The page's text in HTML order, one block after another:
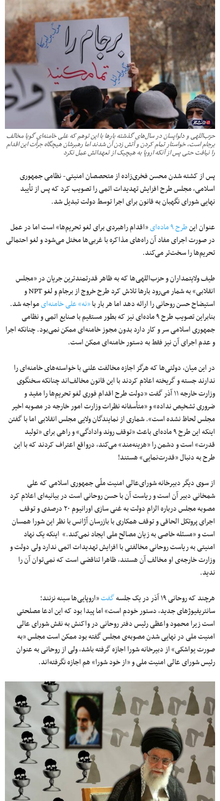
حزب‌اللهی و دلواپسان در سال‌های گذشته بارها با این توهم که علی خامنه‌ای گویا مخالف
برجام است، خواستار تمام کردن و آتش زدن آن شدند اما رهبرشان هیچگاه جرأت این اقدام
را نیافت حتی پس از آنکه اروپا به هیچیک از تعهداتش عمل نکرد
پس از کشته شدن محسن فخری‌زاده از متحصصان امنیتی- نظامی جمهوری
اسلامی، مجلس طرح افزایش تهدیدات اتمی را تصویب کرد که پس از تأیید
نهایی شورای نگهبان به قانون برای اجرا توسط دولت تبدیل شد.
عنوان اینطرح ۹ ماده‌ای
«اقدام راهبردی برای لغو تحریم‌ها» است اما در عمل
در صورت اجرای مفاد آن راه‌های مذاکره با غربی‌ها مختل می‌شود و لغو احتمالی
تحریم‌ها را سخت‌تر می‌کند.
طیف ولایتمداران و حزب‌اللهی‌ها که به ظاهر قدرتمندترین جریان در «مجلس
انقلابی» به شمار می‌رود بارها تلاش کرد طرح خروج از برجام و لغو NPT و
استیضاح حسن روحانی را ارائه دهد اما هر بار با«نه» علی خامنه‌ایمواجه شد.
بنابراین تصویب طرح ۹ ماده‌ای نیز که بطور مستقیم با صنایع اتمی و نظامی
جمهوری اسلامی سر و کار دارد بدون مجوز خامنه‌ای ممکن نمی‌بود. چنانکه اجرا
و عدم اجرای آن نیز فقط به دستور خامنه‌ای ممکن است.
در این میان، دولتی‌ها که هرگز اجازه مخالفت علنی با خواسته‌های خامنه‌ای را
ندارند جسته و گریخته اعلام کردند با این قانون مخالف‌اند چنانکه سخنگوی
وزارت خارجه ۱۱ آذر گفت «دولت طرح اقدام فوری لغو تحریم‌ها را مفید و
ضروری تشخیص نداده» و «متأسفانه نظرات وزارت امور خارجه در مصوبه اخیر
مجلس لحاظ نشده است». شماری از نمایندگان ولایی مجلس انقلابی اما با گفتن
اینکه این طرح ۹ ماده‌ای باعث «توقف روند وادادگی» و راهی برای «تولید
قدرت» است و دشمن را «هزینه‌مند» می‌کند، درواقع اعتراف کردند که با این
طرح به دنبال «قدرت‌نمایی» هستند!
از سوی دیگر دبیرخانه شورای‌عالی امنیت ملّی جمهوری اسلامی که علی
شمخانی دبیر آن است و ریاست آن با حسن روحانی است در بیانیه‌ای اعلام کرد
مصوبه مجلس درباره الزام دولت به غنی سازی اورانیوم ۲۰ درصدی و توقف
اجرای پروتکل الحاقی و توقف همکاری با بازرسان آژانس با نظر این شورا همسان
است و «مسئله خاصی به زیان مصالح ملی ایجاد نمی‌کند.» اینکه یک نهاد
امنیتی به ریاست روحانی مخالفتی با افزایش تهدیدات اتمی ندارد ولی دولت و
وزارت خارجه‌ی او مخالف‌ آن هستند، ظاهرا تناقضی است که نمی‌توان آن را
ندید.
هرچند که روحانی ۱۹ آذر در یک جلسه
گفت«اروپایی‌ها سینه نزنند؛
سانتریفیوژهای جدید، دستور خودم است» اما پیدا بود که این ادعا مصلحتی
است زیرا محمود واعظی رئیس دفتر روحانی در واکنش به نقش شورای ‌عالی
امنیت ملی در نهایی شدن مصوبه‌ی مجلس گفته بود ممکن است مجلس «به
صورت یواشکی» از دبیرخانه شورا اجازه گرفته باشد، ولی از روحانی به عنوان
رئیس شورای‌ عالی امنیت ملی و «از خود شورا» هم اجازه نگرفته‌اند.